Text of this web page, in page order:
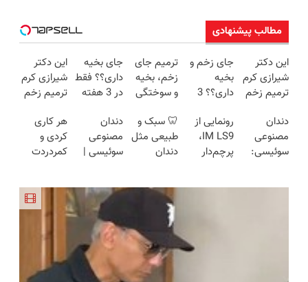
مطالب پیشنهادی
این دکتر
شیرازی کرم
ترمیم زخم
ساخت!!!
جای زخم و
بخیه
داری؟؟ 3
محوش کن!
ترمیم جای
زخم، بخیه
و سوختگی
هفته!!😍
جای بخیه
داری؟؟ فقط
در 3 هفته
کن!😍
این دکتر
شیرازی کرم
ترمیم زخم
ساخت!!!
دندان
مصنوعی
سوئیسی:
رونمایی از
IM LS9،
پرچم‌دار
🦷 سبک و
طبیعی مثل
دندان
و پرداخت
اقساطی 💳
📍 تهران
دندان
مصنوعی
سوئیسی |
طبیعی!
ویزیت
رایگان+پرداخت
اقساطی😍
هر کاری
کردی و
کمردردت
پرسشنامه و
دریافت راه